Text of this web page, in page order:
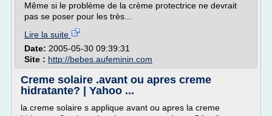
Même si le problème de la crème protectrice ne devrait
pas se poser pour les très...
Lire la suite
Date: 2005-05-30 09:39:31
Site : http://bebes.aufeminin.com
Creme solaire .avant ou apres creme
hidratante? | Yahoo ...
la.creme solaire s applique avant ou apres la creme